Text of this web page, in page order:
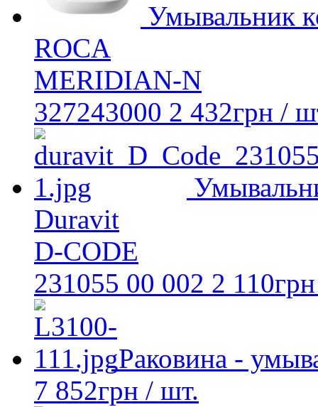
Умывальник
ROCA
MERIDIAN-N
327243000 2 432грн /
Duravit
D-CODE
231055 00 002 2 110грн
Раковина -
7 852грн / шт.